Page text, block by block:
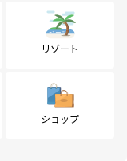
リゾート
ショップ